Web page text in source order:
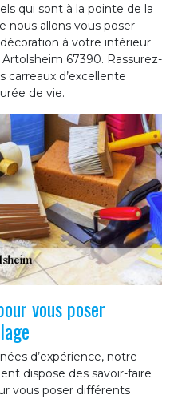
qui sont à la pointe de la
nous allons vous poser
à votre intérieur
67390. Rassurez-
carreaux d’excellente
de vie.
vous poser
d’expérience, notre
dispose des savoir-faire
vous poser différents